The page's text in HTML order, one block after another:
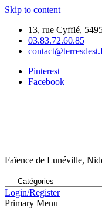
Skip to content
13, rue Cyfflé,
03.83.72.60.85
Pinterest
Facebook
Faïence de Lunéville,
Login/Register
Primary Menu